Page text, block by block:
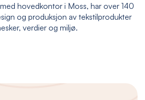
hovedkontor i Moss, har over 140
og produksjon av tekstilprodukter
verdier og miljø.